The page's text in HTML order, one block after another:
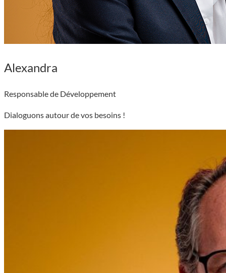
Alexandra
Responsable de Développement
Dialoguons autour de vos besoins !